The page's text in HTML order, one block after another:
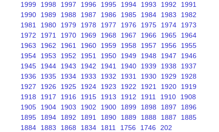
1999
1998 1997 1996 1995 1994 1993 1992
1991
1990
1989 1988 1987 1986 1985 1984 1983
1982
1981
1980 1979 1978 1977 1976 1975 1974
1973
1972
1971 1970 1969 1968 1967 1966 1965
1964
1963
1962 1961 1960 1959 1958 1957 1956
1955
1954
1953 1952 1951 1950 1949 1948 1947
1946
1945
1944 1943 1942 1941 1940 1939 1938
1937
1936
1935 1934 1933 1932 1931 1930 1929
1928
1927
1926 1925 1924 1923 1922 1921 1920
1919
1918
1917 1916 1915 1913 1912 1911 1910
1908
1905
1904 1903 1902 1900 1899 1898 1897
1896
1895
1894 1892 1891 1890 1889 1888 1887
1885
1884
1883 1868 1834 1811 1756 1746 202